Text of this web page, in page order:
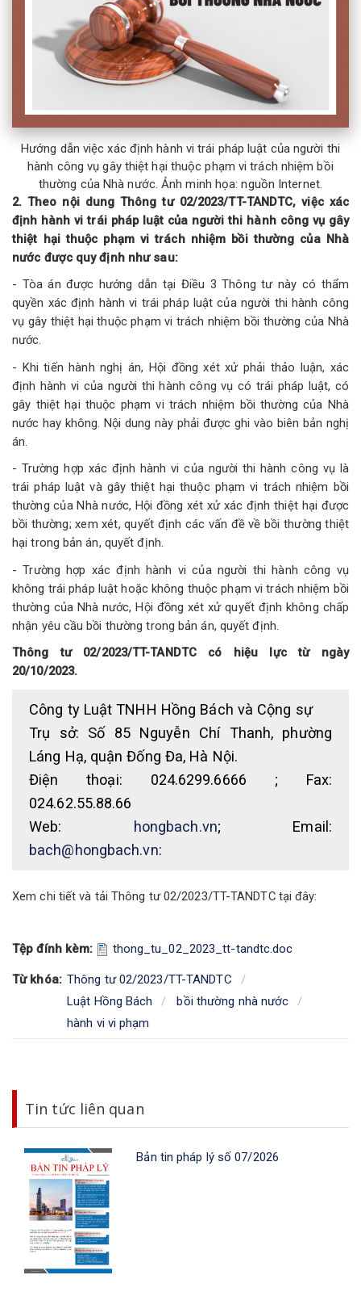
Hướng dẫn việc xác định hành vi trái pháp luật của người thi
hành công vụ gây thiệt hại thuộc phạm vi trách nhiệm bồi
thường của Nhà nước. Ảnh minh họa: nguồn Internet.
2. Theo nội dung Thông tư 02/2023/TT-TANDTC, việc xác
định hành vi trái pháp luật của người thi hành công vụ gây
thiệt hại thuộc phạm vi trách nhiệm bồi thường của Nhà
nước được quy định như sau:
- Tòa án được hướng dẫn tại Điều 3 Thông tư này có thẩm
quyền xác định hành vi trái pháp luật của người thi hành công
vụ gây thiệt hại thuộc phạm vi trách nhiệm bồi thường của Nhà
nước.
- Khi tiến hành nghị án, Hội đồng xét xử phải thảo luận, xác
định hành vi của người thi hành công vụ có trái pháp luật, có
gây thiệt hại thuộc phạm vi trách nhiệm bồi thường của Nhà
nước hay không. Nội dung này phải được ghi vào biên bản nghị
án.
- Trường hợp xác định hành vi của người thi hành công vụ là
trái pháp luật và gây thiệt hại thuộc phạm vi trách nhiệm bồi
thường của Nhà nước, Hội đồng xét xử xác định thiệt hại được
bồi thường; xem xét, quyết định các vấn đề về bồi thường thiệt
hại trong bản án, quyết định.
- Trường hợp xác định hành vi của người thi hành công vụ
không trái pháp luật hoặc không thuộc phạm vi trách nhiệm bồi
thường của Nhà nước, Hội đồng xét xử quyết định không chấp
nhận yêu cầu bồi thường trong bản án, quyết định.
Thông tư 02/2023/TT-TANDTC có hiệu lực từ ngày
20/10/2023.
Công ty Luật TNHH Hồng Bách và Cộng sự
Trụ sở: Số 85 Nguyễn Chí Thanh, phường
Láng Hạ, quận Đống Đa, Hà Nội.
Điện thoại: 024.6299.6666 ; Fax:
024.62.55.88.66
Web:
hongbach.vn; Email:
bach@hongbach.vn:
Xem chi tiết và tải Thông tư 02/2023/TT-TANDTC tại đây:
Tệp đính kèm: thong_tu_02_2023_tt-tandtc.doc
Từ khóa: Thông tư 02/2023/TT-TANDTC
Luật Hồng Bách
bồi thường nhà nước
hành vi vi phạm
Tin tức liên quan
Bản tin pháp lý số 07/2026